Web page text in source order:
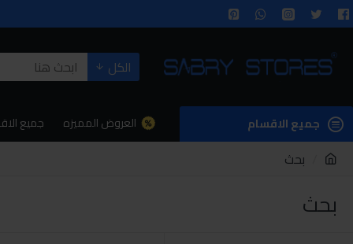
الكل
جميع الاقسام العروض المميزه جميع
بحث
بحث